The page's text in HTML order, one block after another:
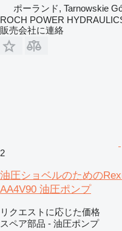
ポーランド, Tarnowskie
ROCH POWER
販売会社に連絡
2
油圧ショベルのための
AA4V90 油圧ポンプ
リクエストに応じた価格
スペア部品 - 油圧ポンプ